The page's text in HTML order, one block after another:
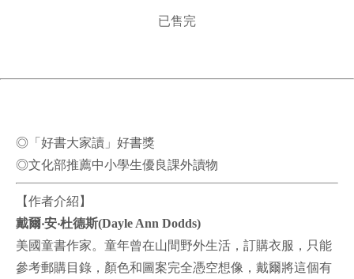
已售完
◎「好書大家讀」好書獎
◎文化部推薦中小學生優良課外讀物
【作者介紹】
戴爾‧安‧杜德斯(Dayle Ann Dodds)
美國童書作家。童年曾在山間野外生活，訂購衣服，只能
參考郵購目錄， 顏色和圖案完全憑空想像，戴爾將這個有